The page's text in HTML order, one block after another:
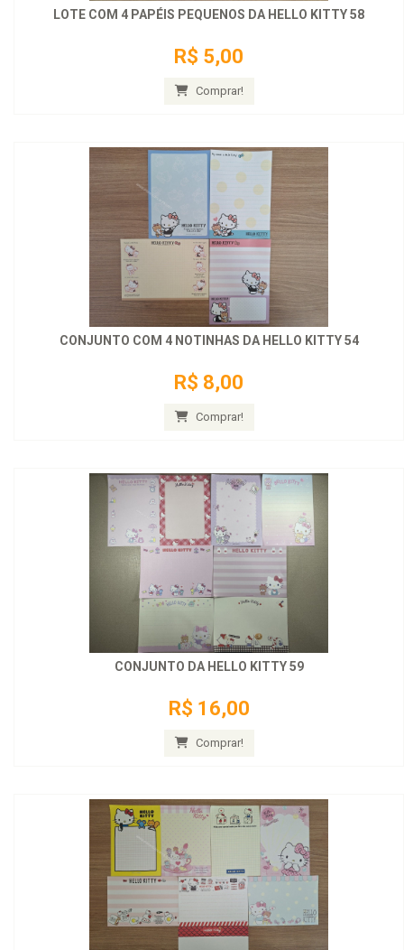
LOTE COM 4 PAPÉIS PEQUENOS DA HELLO KITTY 58
R$ 5,00
Comprar!
CONJUNTO COM 4 NOTINHAS DA HELLO KITTY 54
R$ 8,00
Comprar!
CONJUNTO DA HELLO KITTY 59
R$ 16,00
Comprar!